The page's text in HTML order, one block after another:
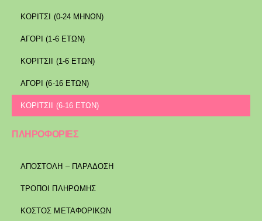
ΚΟΡΙΤΣΙ (0-24 ΜΗΝΩΝ)
ΑΓΟΡΙ (1-6 ΕΤΩΝ)
ΚΟΡΙΤΣΙΙ (1-6 ΕΤΩΝ)
ΑΓΟΡΙ (6-16 ΕΤΩΝ)
ΚΟΡΙΤΣΙΙ (6-16 ΕΤΩΝ)
ΠΛΗΡΟΦΟΡΙΕΣ
ΑΠΟΣΤΟΛΉ – ΠΑΡΆΔΟΣΗ
ΤΡΌΠΟΙ ΠΛΗΡΩΜΉΣ
ΚΌΣΤΟΣ ΜΕΤΑΦΟΡΙΚΏΝ